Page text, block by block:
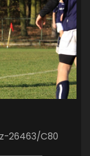
26463/C80